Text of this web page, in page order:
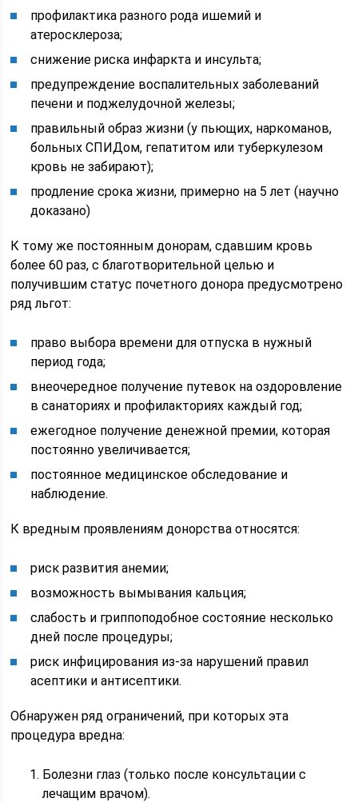
профилактика разного рода ишемий и
атеросклероза;
снижение риска инфаркта и инсульта;
предупреждение воспалительных заболеваний
печени и поджелудочной железы;
правильный образ жизни (у пьющих, наркоманов,
больных СПИДом, гепатитом или туберкулезом
кровь не забирают);
продление срока жизни, примерно на 5 лет (научно
доказано)
К тому же постоянным донорам, сдавшим кровь
более 60 раз, с благотворительной целью и
получившим статус почетного донора предусмотрено
ряд льгот:
право выбора времени для отпуска в нужный
период года;
внеочередное получение путевок на оздоровление
в санаториях и профилакториях каждый год;
ежегодное получение денежной премии, которая
постоянно увеличивается;
постоянное медицинское обследование и
наблюдение.
К вредным проявлениям донорства относятся:
риск развития анемии;
возможность вымывания кальция;
слабость и гриппоподобное состояние несколько
дней после процедуры;
риск инфицирования из-за нарушений правил
асептики и антисептики.
Обнаружен ряд ограничений, при которых эта
процедура вредна:
Болезни глаз (только после консультации с
лечащим врачом).